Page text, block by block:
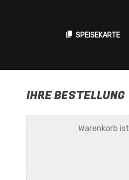
SPEISEKARTE
IHRE BESTELLUNG
Warenkorb